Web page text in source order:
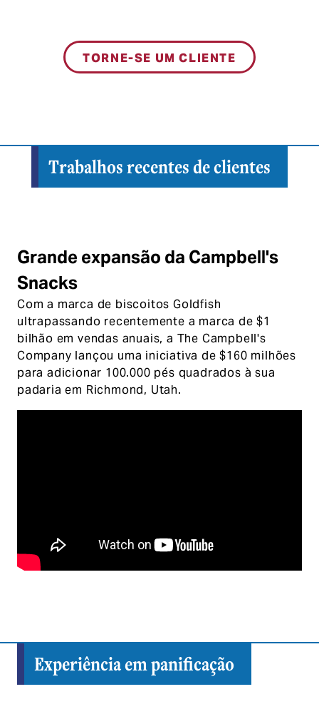
TORNE-SE UM CLIENTE
Trabalhos recentes de clientes
Grande expansão da Campbell's
Snacks
Com a marca de biscoitos Goldfish
ultrapassando recentemente a marca de $1
bilhão em vendas anuais, a The Campbell's
Company lançou uma iniciativa de $160 milhões
para adicionar 100.000 pés quadrados à sua
padaria em Richmond, Utah.
Experiência em panificação